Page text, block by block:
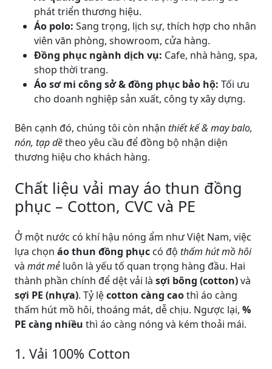
phát triển thương hiệu.
Áo polo: Sang trọng, lịch sự, thích hợp cho nhân
viên văn phòng, showroom, cửa hàng.
Đồng phục ngành dịch vụ: Cafe, nhà hàng, spa,
shop thời trang.
Áo sơ mi công sở & đồng phục bảo hộ: Tối ưu
cho doanh nghiệp sản xuất, công ty xây dựng.
Bên cạnh đó, chúng tôi còn nhận thiết kế & may balo,
nón, tạp dềtheo yêu cầu để đồng bộ nhận diện
thương hiệu cho khách hàng.
Chất liệu vải may áo thun đồng
phục – Cotton, CVC và PE
Ở một nước có khí hậu nóng ẩm như Việt Nam, việc
lựa chọn áo thun đồng phục có độ thấm hút mồ hôi
và mát mẻ luôn là yếu tố quan trọng hàng đầu. Hai
thành phần chính để dệt vải là sợi bông (cotton)và
sợi PE (nhựa). Tỷ lệcotton càng caothì áo càng
thấm hút mồ hôi, thoáng mát, dễ chịu. Ngược lại, %
PE càng nhiều thì áo càng nóng và kém thoải mái.
1. Vải 100% Cotton